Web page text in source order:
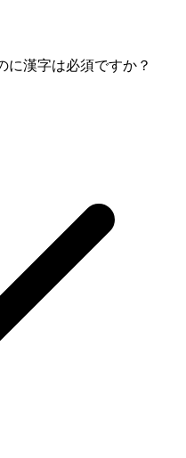
に漢字は必須ですか？